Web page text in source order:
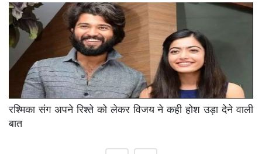
रश्मिका संग अपने रिश्ते को लेकर विजय ने कही होश उड़ा देने वाली
बात